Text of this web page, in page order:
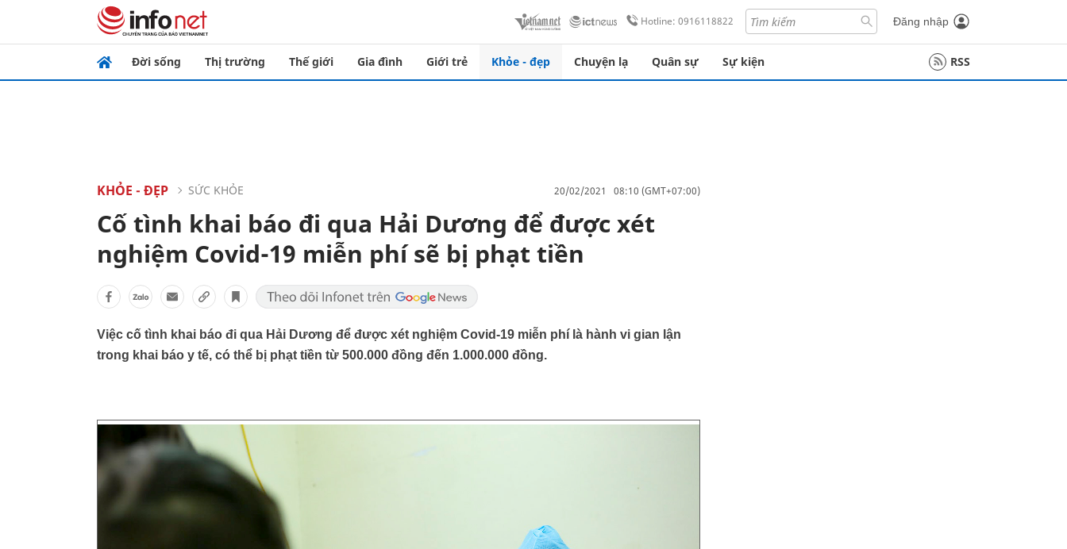
Hotline: 0916118822 Đăng nhập
Đời sống Thị trường Thế giới Gia đình Giới trẻ Khỏe - đẹp Chuyện lạ Quân sự Sự kiện RSS
KHỎE - ĐẸP SỨC KHỎE 20/02/2021 08:10 (GMT+07:00)
Cố tình khai báo đi qua Hải Dương để được xét
nghiệm Covid-19 miễn phí sẽ bị phạt tiền
Việc cố tình khai báo đi qua Hải Dương để được xét nghiệm Covid-19 miễn phí là hành vi gian lận
trong khai báo y tế, có thể bị phạt tiền từ 500.000 đồng đến 1.000.000 đồng.